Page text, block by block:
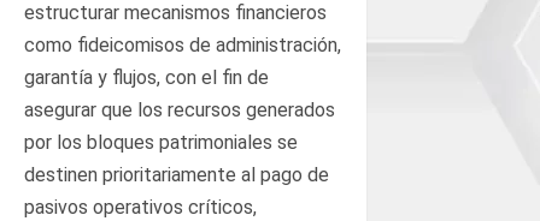
estructurar mecanismos financieros
como fideicomisos de administración,
garantía y flujos, con el fin de
asegurar que los recursos generados
por los bloques patrimoniales se
destinen prioritariamente al pago de
pasivos operativos críticos,